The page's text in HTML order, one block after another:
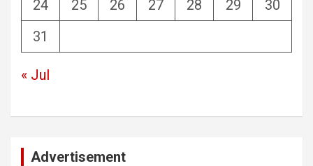
24 25 26 27 28 29
30
31
« Jul
Advertisement